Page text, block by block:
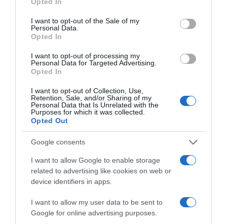
use your data for below specified purposes in below Google
consent section.
I want to opt-out of the Sale of my
Personal Data.
Opted In
I want to opt-out of processing my
Personal Data for Targeted Advertising.
Opted In
I want to opt-out of Collection, Use,
Retention, Sale, and/or Sharing of my
Personal Data that Is Unrelated with the
Purposes for which it was collected.
Opted Out
Google consents
I want to allow Google to enable storage
related to advertising like cookies on web or
device identifiers in apps.
I want to allow my user data to be sent to
Google for online advertising purposes.
επικοινωνιών για τη σάρωση των κινητών
τηλεφώνων που εξέπεμπαν από το σημείο
που έφυγε ο δημοσιογράφος, κατά τη
δολοφονικής ενέδρας. Θα αναζητήσουν
αριθμούς κινητών τηλεφώνων και ύποπτες
επικοινωνίες που μπορεί να σχετίζονται με
τους δράστες ή τους συνεργούς τους.
Δεινός σκοπευτής ο
δολοφόνος
Οι αστυνομικοί επιβεβαιώνουν επίσης,
εξετάζοντας τη φύση των τραυμάτων που